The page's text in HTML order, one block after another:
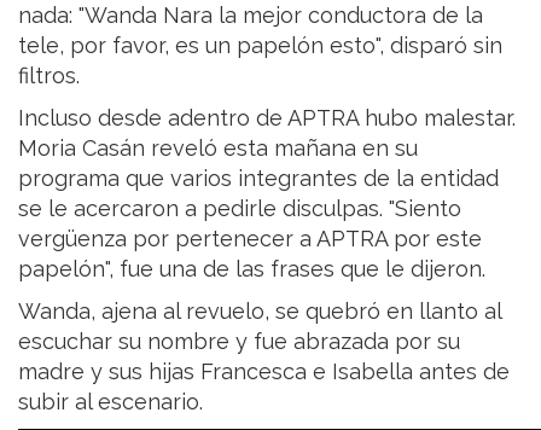
nada: "Wanda Nara la mejor conductora de la
tele, por favor, es un papelón esto", disparó sin
filtros.
Incluso desde adentro de APTRA hubo malestar.
Moria Casán reveló esta mañana en su
programa que varios integrantes de la entidad
se le acercaron a pedirle disculpas. "Siento
vergüenza por pertenecer a APTRA por este
papelón", fue una de las frases que le dijeron.
Wanda, ajena al revuelo, se quebró en llanto al
escuchar su nombre y fue abrazada por su
madre y sus hijas Francesca e Isabella antes de
subir al escenario.